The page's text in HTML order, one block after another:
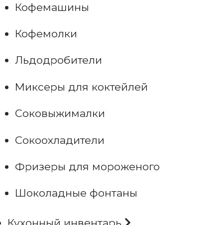
Кофемашины
Кофемолки
Льдодробители
Миксеры для коктейлей
Соковыжималки
Сокоохладители
Фризеры для мороженого
Шоколадные фонтаны